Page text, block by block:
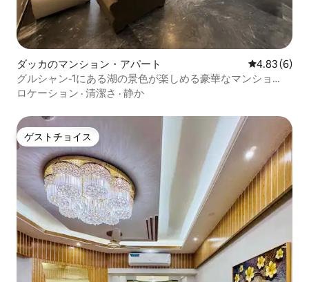
ダッカのマンション・アパート レビュー6
4.83 (6)
グルシャン-1にある湖の景色が楽しめる豪華なマンショ
ン・アパート（3500平方フィート）
ロケーション · 清潔さ · 静か
ゲストチョイス
ゲストチョイス